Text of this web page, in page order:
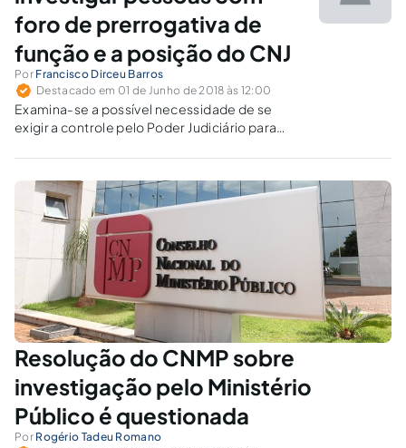
foro de prerrogativa de
função e a posição do CNJ
Por Francisco Dirceu Barros
Destacado em 01 de Junho de 2018 às 12:00
Examina-se a possível necessidade de se
exigir a controle pelo Poder Judiciário para
autoridades com foro por prerrogativa de
função.
Resolução do CNMP sobre
investigação pelo Ministério
Público é questionada
Por Rogério Tadeu Romano